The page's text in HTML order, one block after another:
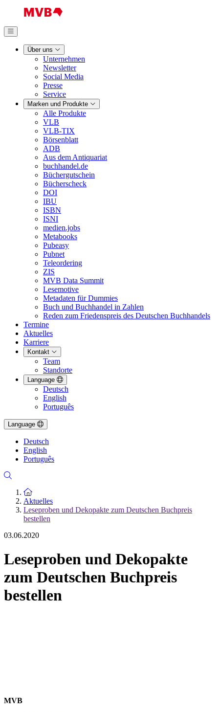
Über uns
Unternehmen
Newsletter
Social Media
Presse
Service
Marken und Produkte
Alle Produkte
VLB
VLB-TIX
Börsenblatt
ADB
Aus dem Antiquariat
buchhandel.de
Büchergutschein
Bücherscheck
DOI
IBU
ISBN
ISNI
medien.jobs
Metabooks
Pubeasy
Pubnet
Teleordering
ZIS
MVB Data Summit
Lesemotive
Metadaten für Dummies
Buch und Buchhandel in Zahlen
Reden zum Friedenspreis des Deutschen Buchhandels
Termine
Aktuelles
Karriere
Kontakt
Team
Standorte
Language
Deutsch
English
Português
Language
Deutsch
English
Português
Zur Startseite
Aktuelles
Leseproben und Dekopakte zum Deutschen Buchpreis
bestellen
03.06.2020
Leseproben und Dekopakte
zum Deutschen Buchpreis
bestellen
MVB